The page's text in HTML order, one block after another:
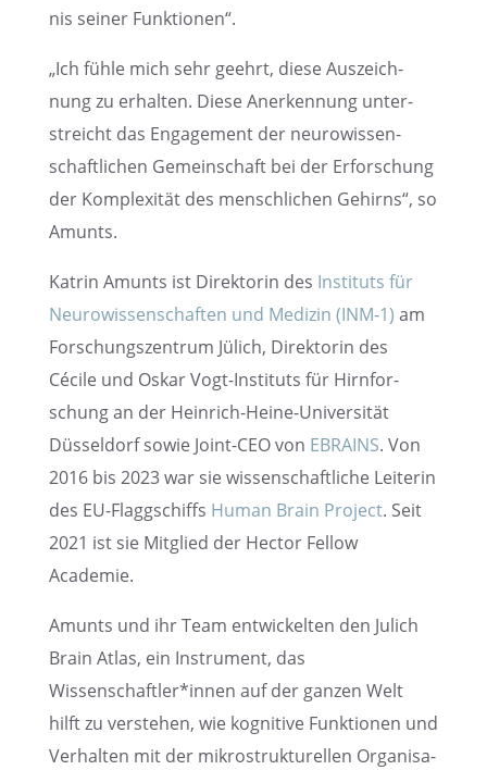
nis seiner Funktionen“.
„Ich fühle mich sehr geehrt, diese Auszeich­
nung zu erhal­ten. Diese Anerken­nung unter­
streicht das Engage­ment der neuro­wis­sen­
schaft­li­chen Gemein­schaft bei der Erfor­schung
der Komple­xi­tät des mensch­li­chen Gehirns“, so
Amunts.
Katrin Amunts ist Direk­to­rin des Insti­tuts für
Neuro­wis­sen­schaf­ten und Medizin (INM‑1) am
Forschungs­zen­trum Jülich, Direk­to­rin des
Cécile und Oskar Vogt-Insti­tuts für Hirnfor­
schung an der Heinrich-Heine-Univer­si­tät
Düssel­dorf sowie Joint-CEO von EBRAINS. Von
2016 bis 2023 war sie wissen­schaft­li­che Leite­rin
des EU-Flagg­schiffs Human Brain Project. Seit
2021 ist sie Mitglied der Hector Fellow
Academie.
Amunts und ihr Team entwi­ckel­ten den Julich
Brain Atlas, ein Instru­ment, das
Wissenschaftler*innen auf der ganzen Welt
hilft zu verste­hen, wie kogni­tive Funktio­nen und
Verhal­ten mit der mikro­struk­tu­rel­len Organi­sa­